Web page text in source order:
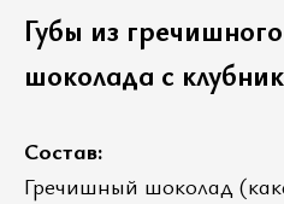
Губы из
шоколада с
Состав:
Гречишный шоколад